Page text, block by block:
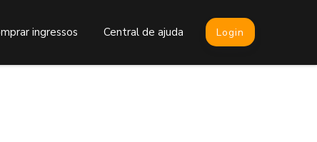
ingressos Central de ajuda Login